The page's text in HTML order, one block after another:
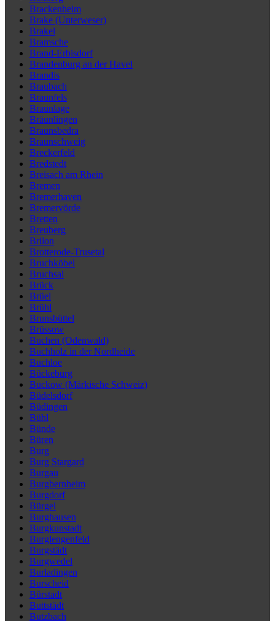
Brackenheim
Brake (Unterweser)
Brakel
Bramsche
Brand-Erbisdorf
Brandenburg an der Havel
Brandis
Braubach
Braunfels
Braunlage
Bräunlingen
Braunsbedra
Braunschweig
Breckerfeld
Bredstedt
Breisach am Rhein
Bremen
Bremerhaven
Bremervörde
Bretten
Breuberg
Brilon
Brotterode-Trusetal
Bruchköbel
Bruchsal
Brück
Brüel
Brühl
Brunsbüttel
Brüssow
Buchen (Odenwald)
Buchholz in der Nordheide
Buchloe
Bückeburg
Buckow (Märkische Schweiz)
Büdelsdorf
Büdingen
Bühl
Bünde
Büren
Burg
Burg Stargard
Burgau
Burgbernheim
Burgdorf
Bürgel
Burghausen
Burgkunstadt
Burglengenfeld
Burgstädt
Burgwedel
Burladingen
Burscheid
Bürstadt
Buttstädt
Butzbach